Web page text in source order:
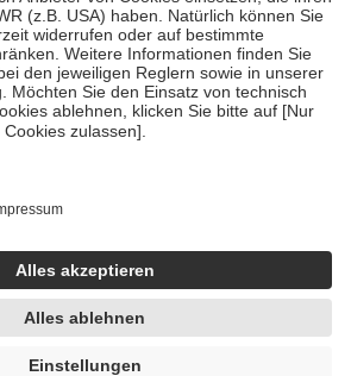
und Früherkennung, die von der
dass es sich um echte Bewertungen
hc/de/articles/4419944605341
wurden unter Zuhilfenahme künstlicher